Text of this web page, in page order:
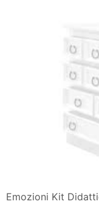
Emozioni Kit